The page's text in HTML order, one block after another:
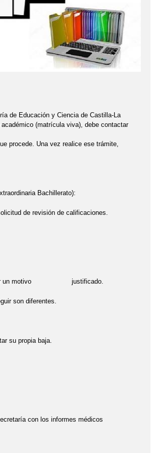
de Educación y Ciencia de Castilla-La
(matrícula viva), debe contactar
procede. Una vez realice ese trámite,
Bachillerato):
de revisión de calificaciones.
por un motivo justificado.
son diferentes.
su propia baja.
con los informes médicos